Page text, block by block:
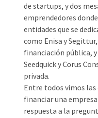
de startups, y dos
emprendedores
entidades que se
como Enisa y
financiación pública,
Seedquick y Corus
privada.
Entre todos vimos
financiar una
respuesta a la